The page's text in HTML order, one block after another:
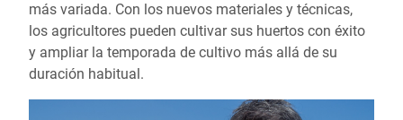
más variada. Con los nuevos materiales y técnicas,
los agricultores pueden cultivar sus huertos con éxito
y ampliar la temporada de cultivo más allá de su
duración habitual.